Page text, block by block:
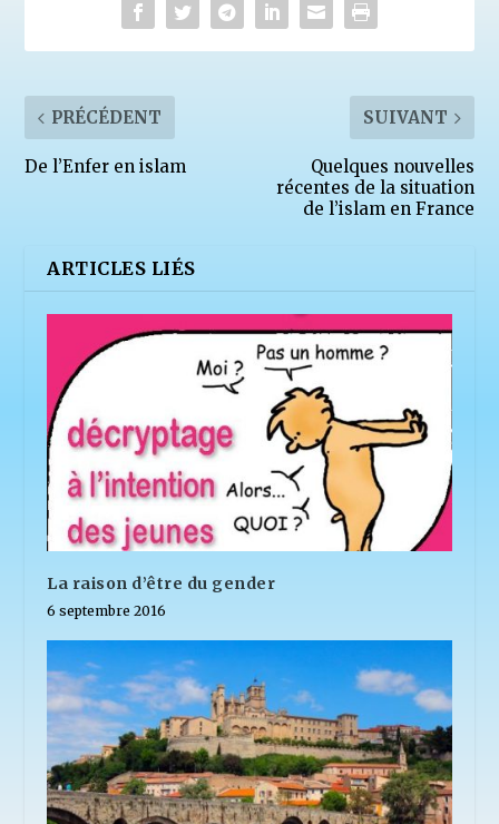
PRÉCÉDENT
De l’Enfer en islam
SUIVANT
Quelques nouvelles
récentes de la situation
de l’islam en France
ARTICLES LIÉS
La raison d’être du gender
6 septembre 2016